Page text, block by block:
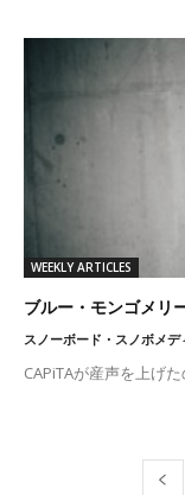
WEEKLY ARTICLES
ブルー・モンゴメリ
スノーボード・スノボメデ
CAPiTAが産声を上げ